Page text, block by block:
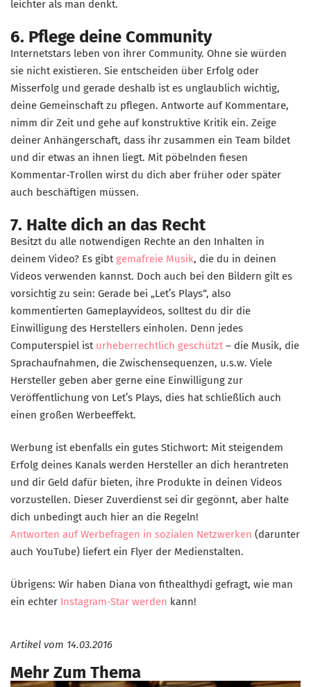
leichter als man denkt.
6. Pflege deine Community
Internetstars leben von ihrer Community. Ohne sie würden
sie nicht existieren. Sie entscheiden über Erfolg oder
Misserfolg und gerade deshalb ist es unglaublich wichtig,
deine Gemeinschaft zu pflegen. Antworte auf Kommentare,
nimm dir Zeit und gehe auf konstruktive Kritik ein. Zeige
deiner Anhängerschaft, dass ihr zusammen ein Team bildet
und dir etwas an ihnen liegt. Mit pöbelnden fiesen
Kommentar-Trollen wirst du dich aber früher oder später
auch beschäftigen müssen.
7. Halte dich an das Recht
Besitzt du alle notwendigen Rechte an den Inhalten in
deinem Video? Es gibtgemafreie Musik, die du in deinen
Videos verwenden kannst. Doch auch bei den Bildern gilt es
vorsichtig zu sein: Gerade bei „Let’s Plays“, also
kommentierten Gameplayvideos, solltest du dir die
Einwilligung des Herstellers einholen. Denn jedes
Computerspiel ist urheberrechtlich geschützt– die Musik, die
Sprachaufnahmen, die Zwischensequenzen, u.s.w. Viele
Hersteller geben aber gerne eine Einwilligung zur
Veröffentlichung von Let’s Plays, dies hat schließlich auch
einen großen Werbeeffekt.
Werbung ist ebenfalls ein gutes Stichwort: Mit steigendem
Erfolg deines Kanals werden Hersteller an dich herantreten
und dir Geld dafür bieten, ihre Produkte in deinen Videos
vorzustellen. Dieser Zuverdienst sei dir gegönnt, aber halte
dich unbedingt auch hier an die Regeln!
Antworten auf Werbefragen in sozialen Netzwerken (darunter
auch YouTube) liefert ein Flyer der Medienstalten.
Übrigens: Wir haben Diana von fithealthydi gefragt, wie man
ein echter Instagram-Star werden kann!
Artikel vom 14.03.2016
Mehr Zum Thema